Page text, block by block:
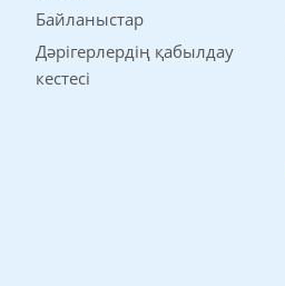
Байланыстар
Дәрігерлердің қабылдау
кестесі